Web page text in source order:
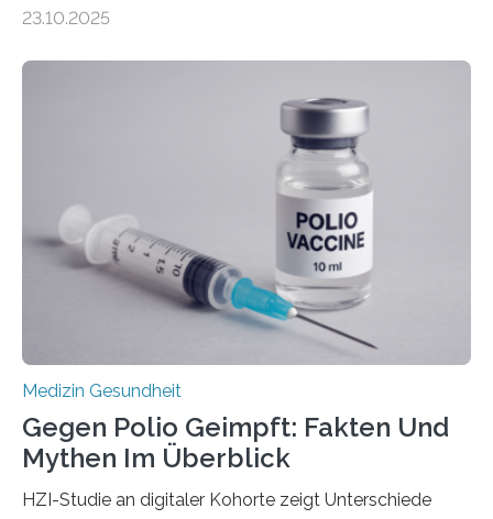
Betroffenen können mit heutigen Methoden geheilt
Dringend benötigt werden zielgerichtete Therapien, die
nur Tumorschwachstellen angreifen und normales
Gewebe verschonen. Forschende um Daniel Merk vom
Hertie-Institut für klinische Hirnforschung am
Universitätsklinikum Tübingen haben eine solche
Schwachstelle im Erbgut einer Untergruppe des
Medulloblastoms gefunden. Die Wilhelm Sander-
Stiftung unterstützte das Projekt…
23.10.2025
Medizin Gesundheit
Gegen Polio Geimpft: Fakten Und
Mythen Im Überblick
HZI-Studie an digitaler Kohorte zeigt Unterschiede